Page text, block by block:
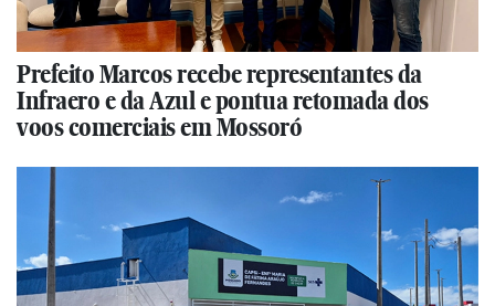
Prefeito Marcos recebe representantes da
Infraero e da Azul e pontua retomada dos
voos comerciais em Mossoró